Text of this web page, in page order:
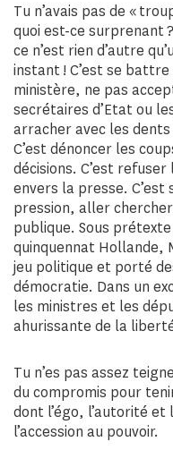
Tu n’avais pas de «
quoi est-ce surprenant
ce n’est rien d’autre
instant ! C’est se
ministère, ne pas
secrétaires d’Etat ou
arracher avec les
C’est dénoncer les
décisions. C’est
envers la presse. C’est
pression, aller
publique. Sous
quinquennat Hollande,
jeu politique et porté
démocratie. Dans un
les ministres et les
ahurissante de la
Tu n’es pas assez
du compromis pour
dont l’égo, l’autorité et
l’accession au pouvoir.